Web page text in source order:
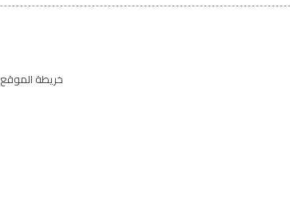
خريطة الموقع